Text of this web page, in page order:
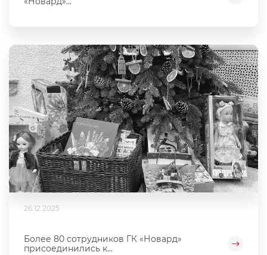
26.12.2025
Более 80 сотрудников ГК «Новард»
присоединились к...